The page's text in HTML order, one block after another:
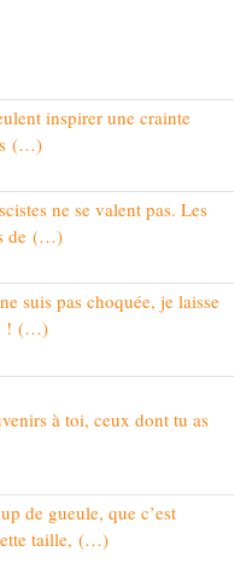
inspirer une crainte
(…)
ne se valent pas. Les
de (…)
suis pas choquée, je laisse
! (…)
à toi, ceux dont tu as
de gueule, que c’est
taille, (…)